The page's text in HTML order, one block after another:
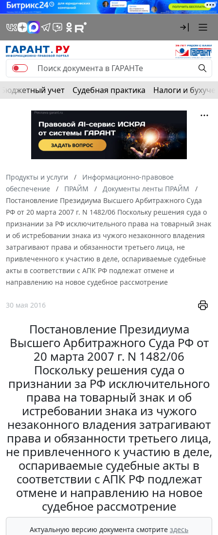
Бюджетный учет Судебная практика Налоги и
Продукты и услуги
Информационно-правовое
обеспечение
ПРАЙМ
Документы ленты ПРАЙМ
Постановление Президиума Высшего Арбитражного Суда
РФ от 20 марта 2007 г. N 1482/06 Поскольку решения суда о
признании за РФ исключительного права на товарный знак
и об истребовании знака из чужого незаконного владения
затрагивают права и обязанности третьего лица, не
привлеченного к участию в деле, оспариваемые судебные
акты в соответствии с АПК РФ подлежат отмене и
направлению на новое судебное рассмотрение
30 мая 2016
Постановление Президиума
Высшего Арбитражного Суда РФ от
20 марта 2007 г. N 1482/06
Поскольку решения суда о
признании за РФ исключительного
права на товарный знак и об
истребовании знака из чужого
незаконного владения затрагивают
права и обязанности третьего лица,
не привлеченного к участию в деле,
оспариваемые судебные акты в
соответствии с АПК РФ подлежат
отмене и направлению на новое
судебное рассмотрение
Актуальную версию документа смотрите здесь